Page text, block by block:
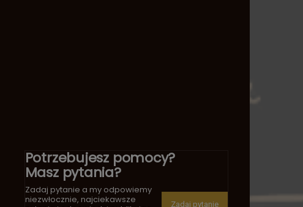
Potrzebujesz pomocy?
Masz pytania?
Zadaj pytanie a my odpowiemy
niezwłocznie, najciekawsze
Zadaj pytanie